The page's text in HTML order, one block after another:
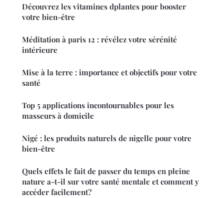
Découvrez les vitamines dplantes pour booster
votre bien-être
Méditation à paris 12 : révélez votre sérénité
intérieure
Mise à la terre : importance et objectifs pour votre
santé
Top 5 applications incontournables pour les
masseurs à domicile
Nigé : les produits naturels de nigelle pour votre
bien-être
Quels effets le fait de passer du temps en pleine
nature a-t-il sur votre santé mentale et comment y
accéder facilement?